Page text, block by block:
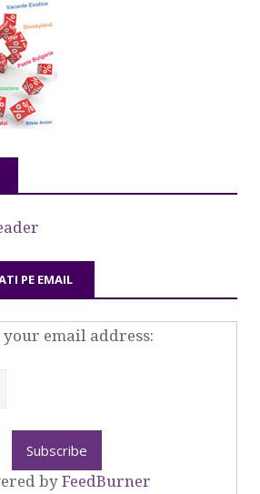
PE EMAIL
your email address:
by FeedBurner